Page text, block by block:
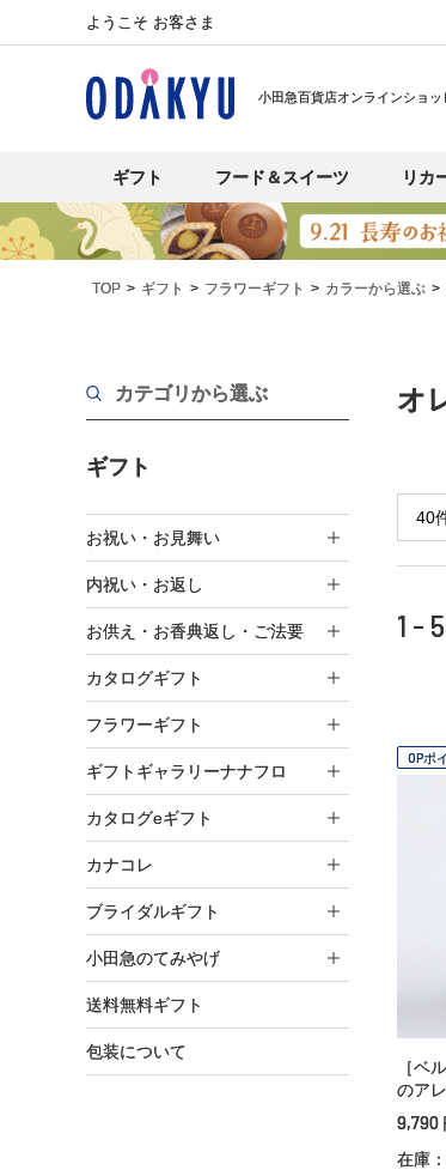
ようこそ お客さま
小田急百貨店オンラインショッ
ギフト フード＆スイーツ リカ
TOP ギフト フラワーギフト カラーから選ぶ
カテゴリから選ぶ
ギフト
お祝い・お見舞い
内祝い・お返し
お供え・お香典返し・ご法要
カタログギフト
フラワーギフト
ギフトギャラリーナナフロ
カタログeギフト
カナコレ
ブライダルギフト
小田急のてみやげ
送料無料ギフト
包装について
オ
1 - 5
OPポ
［ベ
のア
9,790
在庫